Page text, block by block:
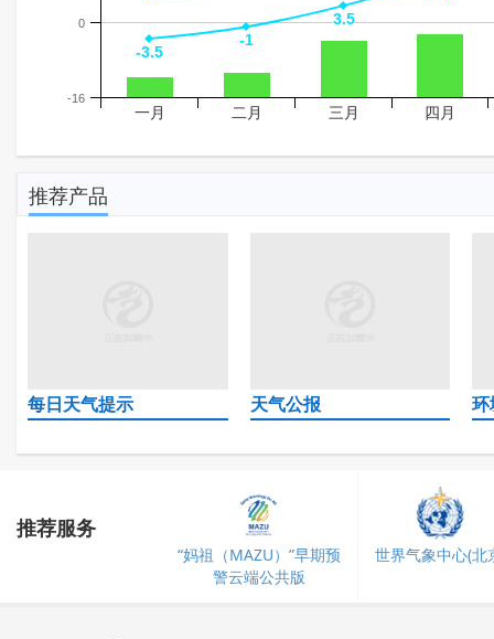
-3.5
-3.5
-1
-1
3.5
3.5
一月 二月 三月 四月
-16
0
推荐产品
每日天气提示 天气公报
推荐服务
“妈祖（MAZU）”早期预
警云端公共版
世界气象中心(北